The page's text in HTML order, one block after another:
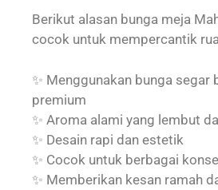
Berikut alasan bunga meja
cocok untuk mempercantik
✨ Menggunakan bunga segar
premium
✨ Aroma alami yang lembut
✨ Desain rapi dan estetik
✨ Cocok untuk berbagai
✨ Memberikan kesan ramah